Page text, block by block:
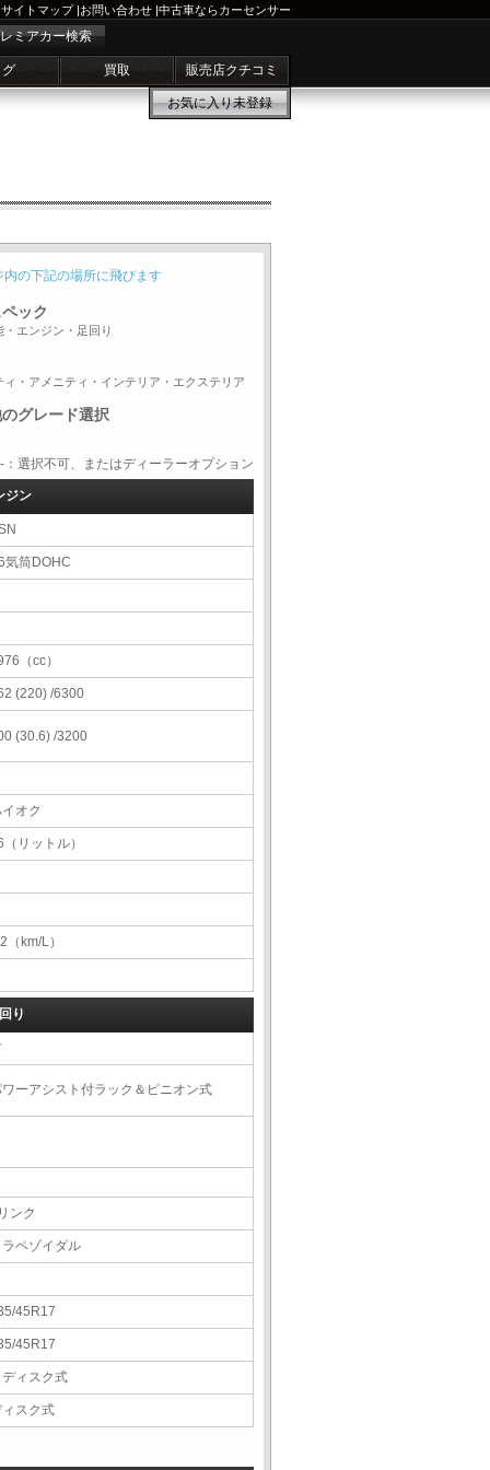
サイトマップ|お問い合わせ |中古車ならカーセンサー
ミアカー検索
買取 販売店クチコミ
お気に入り未登録
内の下記の場所に飛びます
ック
・エンジン・足回り
ィ・アメニティ・インテリア・エクステリア
グレード選択
択不可、またはディーラーオプション
ジン
気筒DOHC
（cc）
(220) /6300
(30.6) /3200
オク
（リットル）
（km/L）
り
ーアシスト付ラック＆ピニオン式
ンク
ラペゾイダル
45R17
45R17
ディスク式
スク式